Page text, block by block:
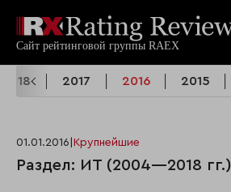
2018 2017 2016 2015
01.01.2016 Крупнейшие
Раздел: ИТ (2004—2018 гг.)